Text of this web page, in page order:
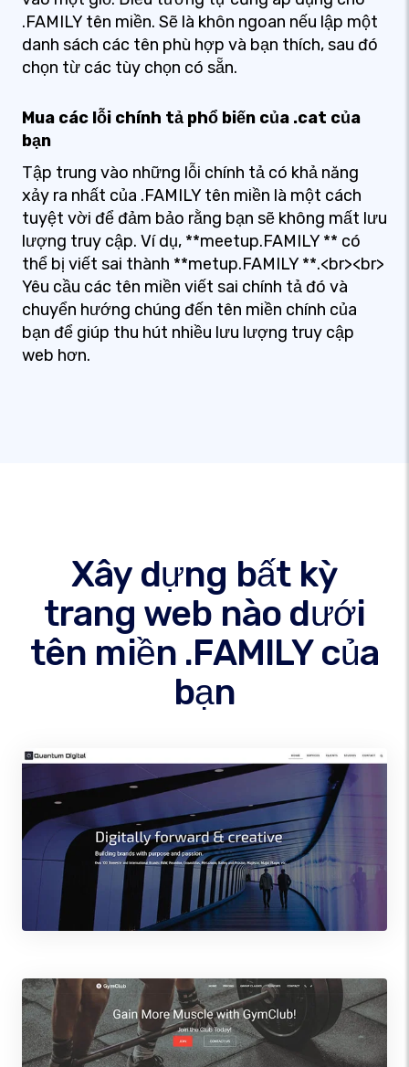
.FAMILY tên miền. Sẽ là khôn ngoan nếu lập một
danh sách các tên phù hợp và bạn thích, sau đó
chọn từ các tùy chọn có sẵn.
Mua các lỗi chính tả phổ biến của .cat của
bạn
Tập trung vào những lỗi chính tả có khả năng
xảy ra nhất của .FAMILY tên miền là một cách
tuyệt vời để đảm bảo rằng bạn sẽ không mất lưu
lượng truy cập. Ví dụ, **meetup.FAMILY ** có
thể bị viết sai thành **metup.FAMILY **.<br><br>
Yêu cầu các tên miền viết sai chính tả đó và
chuyển hướng chúng đến tên miền chính của
bạn để giúp thu hút nhiều lưu lượng truy cập
web hơn.
Xây dựng bất kỳ
trang web nào dưới
tên miền .FAMILY của
bạn